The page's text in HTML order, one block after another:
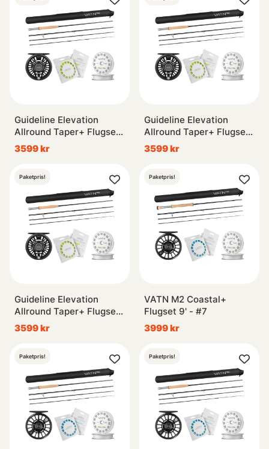
Guideline Elevation
Allround Taper+ Flugset
- #6
3599 kr
Guideline Elevation
Allround Taper+ Flugset
- #5
3599 kr
Paketpris!
Guideline Elevation
Allround Taper+ Flugset
- #4
3599 kr
Paketpris!
VATN M2 Coastal+
Flugset 9' - #7
3999 kr
Paketpris! Paketpris!